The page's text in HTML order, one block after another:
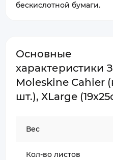
бескислотной бумаги.
Основные
характеристики
Moleskine Cahier
шт.), ХLarge
Вес
Кол-во листов